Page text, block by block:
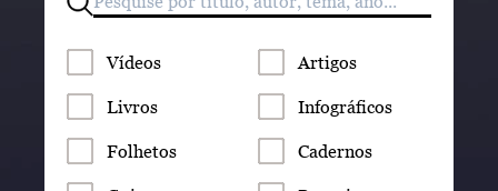
Vídeos Artigos
Livros Infográficos
Folhetos Cadernos